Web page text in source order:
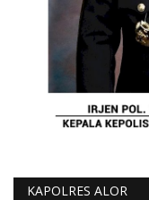
KAPOLRES ALOR